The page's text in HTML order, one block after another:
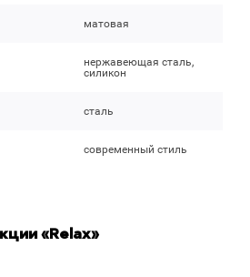
матовая
нержавеющая сталь,
силикон
сталь
современный стиль
«Relax»